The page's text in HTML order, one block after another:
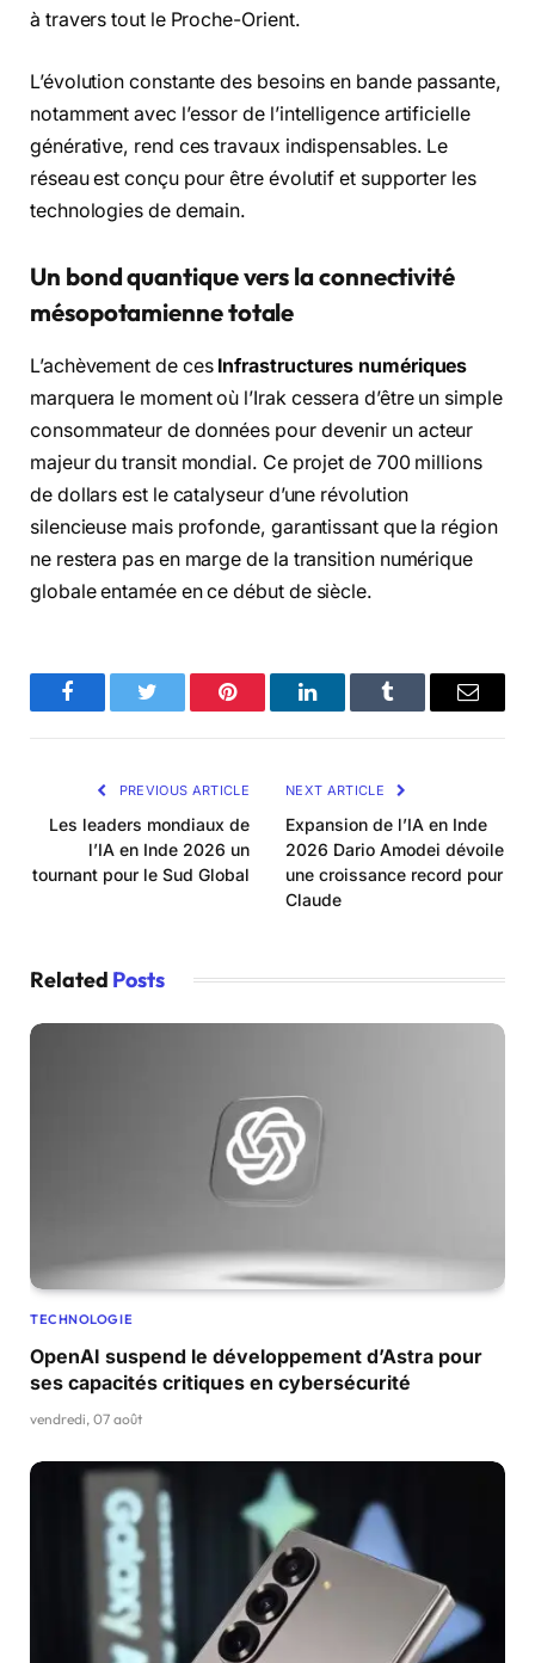
à travers tout le Proche-Orient.
L’évolution constante des besoins en bande passante,
notamment avec l’essor de l’intelligence artificielle
générative, rend ces travaux indispensables. Le
réseau est conçu pour être évolutif et supporter les
technologies de demain.
Un bond quantique vers la connectivité
mésopotamienne totale
L’achèvement de ces Infrastructures numériques
marquera le moment où l’Irak cessera d’être un simple
consommateur de données pour devenir un acteur
majeur du transit mondial. Ce projet de 700 millions
de dollars est le catalyseur d’une révolution
silencieuse mais profonde, garantissant que la région
ne restera pas en marge de la transition numérique
globale entamée en ce début de siècle.
FacebookTwitter Pinterest LinkedInTumblr Email
PREVIOUS ARTICLE
Les leaders mondiaux de
l’IA en Inde 2026 un
tournant pour le Sud Global
NEXT ARTICLE
Expansion de l’IA en Inde
2026 Dario Amodei dévoile
une croissance record pour
Claude
Related Posts
TECHNOLOGIE
OpenAI suspend le développement d’Astra pour
ses capacités critiques en cybersécurité
vendredi, 07 août